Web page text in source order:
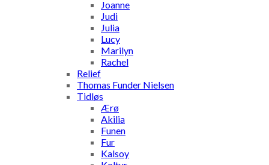
Joanne
Judi
Julia
Lucy
Marilyn
Rachel
Relief
Thomas Funder Nielsen
Tidløs
Ærø
Akilia
Funen
Fur
Kalsoy